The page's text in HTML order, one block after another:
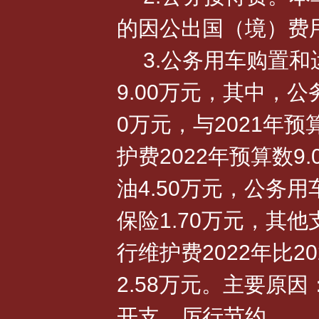
的因公出国（境）费
3.公务用车购置
9.00万元，其中，公
0万元，与2021年预
护费2022年预算数
油4.50万元，公务用
保险1.70万元，其他
行维护费2022年比
2.58万元。主要原因